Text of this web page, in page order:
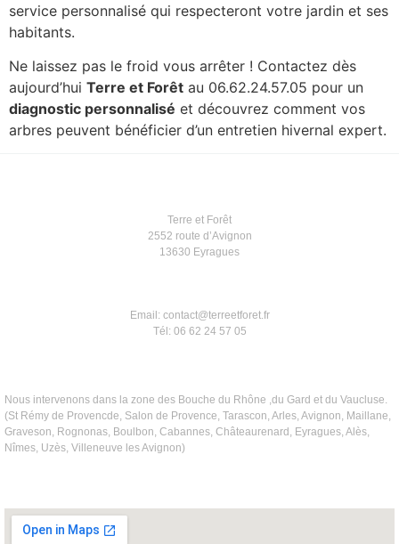
service personnalisé qui respecteront votre jardin et ses
habitants.
Ne laissez pas le froid vous arrêter ! Contactez dès
aujourd’hui Terre et Forêt au 06.62.24.57.05 pour un
diagnostic personnalisé et découvrez comment vos
arbres peuvent bénéficier d’un entretien hivernal expert.
Terre et Forêt
2552 route d’Avignon
13630 Eyragues
Email: contact@terreetforet.fr
Tél: 06 62 24 57 05
Nous intervenons dans la zone des Bouche du Rhône ,du Gard et du Vaucluse.
(St Rémy de Provencde, Salon de Provence, Tarascon, Arles, Avignon, Maillane,
Graveson, Rognonas, Boulbon, Cabannes, Châteaurenard, Eyragues, Alès,
Nîmes, Uzès, Villeneuve les Avignon)